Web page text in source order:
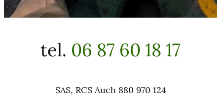
tel. 06 87 60 18 17
SAS, RCS Auch 880 970 124